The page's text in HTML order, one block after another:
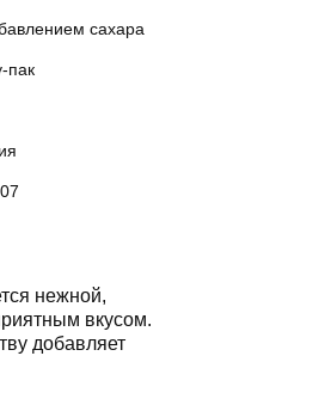
сахара
пак
нежной,
вкусом.
добавляет